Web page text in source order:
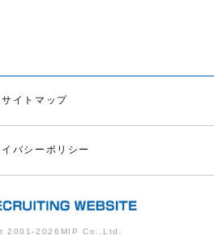
サイトマップ
バシーポリシー
2001-2026 MIP Co.,Ltd.